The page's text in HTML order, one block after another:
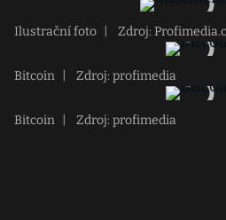
Ilustrační foto Zdroj:
Bitcoin Zdroj: profimedia
Bitcoin Zdroj: profimedia